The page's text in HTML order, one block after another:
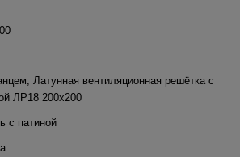
, Латунная вентиляционная решётка с
ЛР18 200х200
с патиной